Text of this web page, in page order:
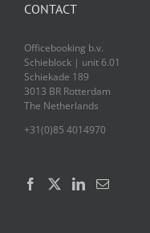
CONTACT
Officebooking b.v.
Schieblock | unit 6.01
Schiekade 189
3013 BR Rotterdam
The Netherlands
+31(0)85 4014970